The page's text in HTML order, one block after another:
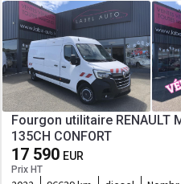
Fourgon utilitaire RENAULT
135CH CONFORT
17 590 EUR
Prix HT